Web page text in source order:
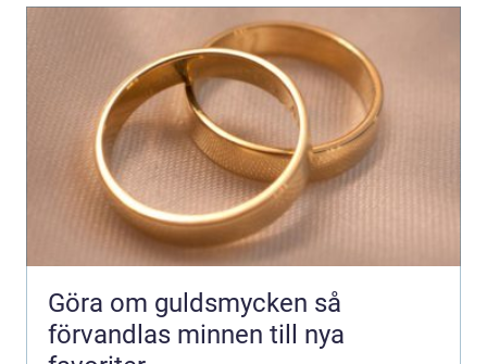
Göra om guldsmycken så
förvandlas minnen till nya